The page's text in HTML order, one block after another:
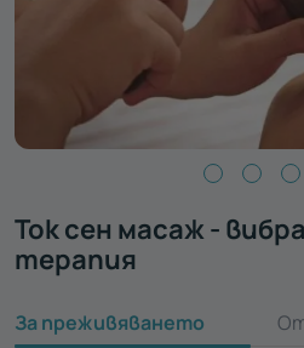
Ток сен масаж -
терапия
За преживяването